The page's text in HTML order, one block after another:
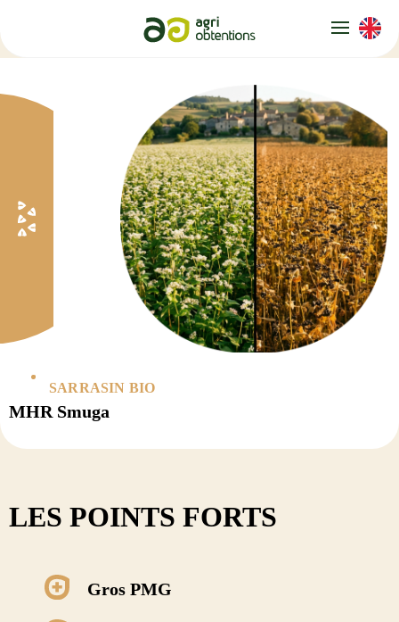
SARRASIN BIO
MHR Smuga
LES POINTS FORTS
Gros PMG